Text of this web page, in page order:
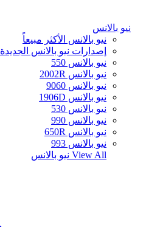
نيو بالانس
نيو بالانس الأكثر مبيعاً
إصدارات نيو بالانس الجديدة
نيو بالانس 550
نيو بالانس 2002R
نيو بالانس 9060
نيو بالانس 1906D
نيو بالانس 530
نيو بالانس 990
نيو بالانس 650R
نيو بالانس 993
View All نيو بالانس